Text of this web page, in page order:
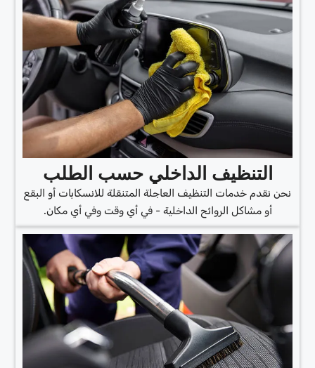
التنظيف الداخلي حسب الطلب
نحن نقدم خدمات التنظيف العاجلة المتنقلة للانسكابات أو البقع
أو مشاكل الروائح الداخلية - في أي وقت وفي أي مكان.